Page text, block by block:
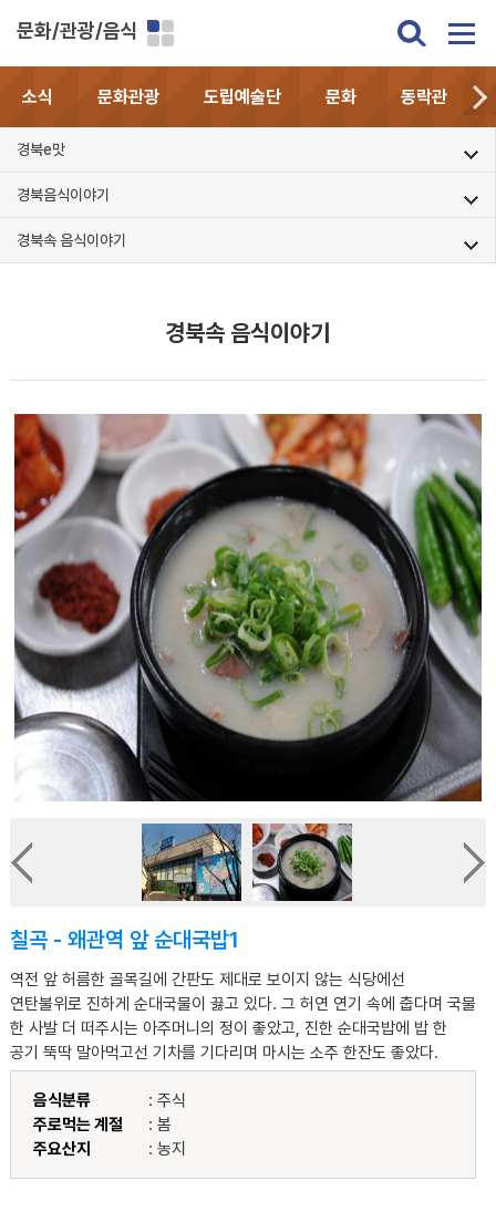
문화/관광/음식
소식 문화관광 도립예술단 문화 동락관
경북e맛
경북음식이야기
경북속 음식이야기
경북속 음식이야기
칠곡 - 왜관역 앞 순대국밥1
역전 앞 허름한 골목길에 간판도 제대로 보이지 않는 식당에선
연탄불위로 진하게 순대국물이 끓고 있다. 그 허연 연기 속에 춥다며 국물
한 사발 더 떠주시는 아주머니의 정이 좋았고, 진한 순대국밥에 밥 한
공기 뚝딱 말아먹고선 기차를 기다리며 마시는 소주 한잔도 좋았다.
음식분류
: 주식
주로먹는 계절
: 봄
주요산지
: 농지